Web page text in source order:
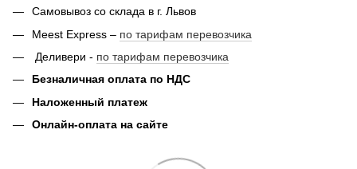
Самовывоз со склада в г. Львов
Meest Express – по тарифам перевозчика
Деливери - по тарифам перевозчика
Безналичная оплата по НДС
Наложенный платеж
Онлайн-оплата на сайте